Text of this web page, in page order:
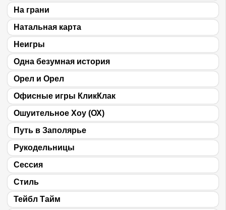
На грани
Натальная карта
Неигры
Одна безумная история
Орел и Орел
Офисные игры КликКлак
Ошуительное Хоу (ОХ)
Путь в Заполярье
Рукодельницы
Сессия
Cтиль
Тейбл Тайм